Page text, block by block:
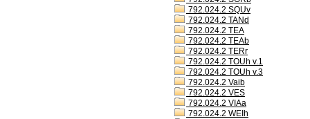
792.024.2 SQUv
792.024.2 TANd
792.024.2 TEA
792.024.2 TEAb
792.024.2 TERr
792.024.2 TOUh v.1
792.024.2 TOUh v.3
792.024.2 Vaib
792.024.2 VES
792.024.2 VIAa
792.024.2 WEIh